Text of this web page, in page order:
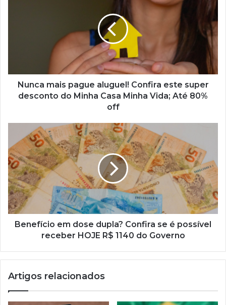
do
Minha
Casa
Até
off
Nunca mais pague aluguel! Confira este super
desconto do Minha Casa Minha Vida; Até 80%
off
Benefício
dose
dupla?
Confira
se
é
possível
receber
HOJE
do
Benefício em dose dupla? Confira se é possível
receber HOJE R$ 1140 do Governo
Artigos relacionados